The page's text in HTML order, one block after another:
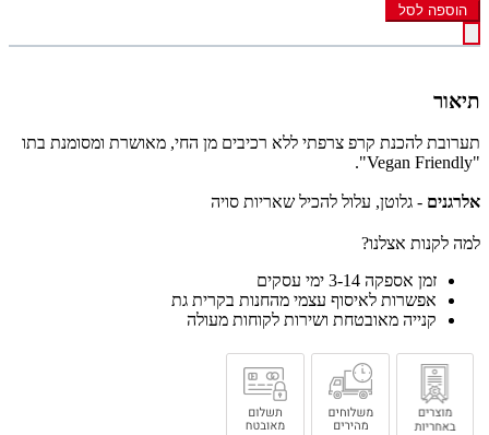
הוספה לסל
תיאור
תערובת להכנת קרפ צרפתי ללא רכיבים מן החי, מאושרת ומסומנת בתו
"
Vegan Friendly
".
אלרגנים - גלוטן, עלול להכיל שאריות סויה
למה לקנות אצלנו?
זמן אספקה 3-14 ימי עסקים
אפשרות לאיסוף עצמי מהחנות בקרית גת
קנייה מאובטחת ושירות לקוחות מעולה